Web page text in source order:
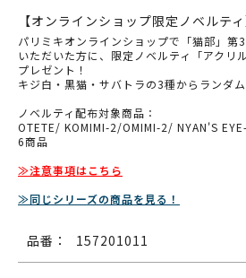
【オンラインショップ限定ノベルティ
パリミキオンラインショップで「猫部」第
いただいた方に、限定ノベルティ「アクリ
プレゼント！
キジ白・黒猫・サバトラの3種からランダ
ノベルティ配布対象商品：
OTETE/ KOMIMI-2/OMIMI-2/ NYAN'S
6商品
≫注意事項はこちら
≫同じシリーズの商品を見る！
品番： 157201011